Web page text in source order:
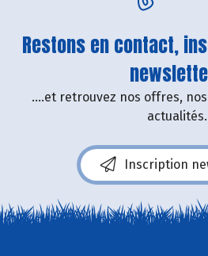
Restons en contact,
....et retrouvez nos offres,
actualités.
Inscription